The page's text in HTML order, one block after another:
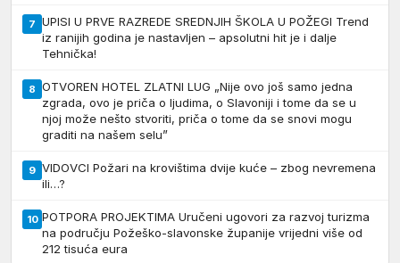
7 UPISI U PRVE RAZREDE SREDNJIH ŠKOLA U POŽEGI Trend
iz ranijih godina je nastavljen – apsolutni hit je i dalje
Tehnička!
8 OTVOREN HOTEL ZLATNI LUG „Nije ovo još samo jedna
zgrada, ovo je priča o ljudima, o Slavoniji i tome da se u
njoj može nešto stvoriti, priča o tome da se snovi mogu
graditi na našem selu”
9 VIDOVCI Požari na krovištima dvije kuće – zbog nevremena
ili…?
10 POTPORA PROJEKTIMA Uručeni ugovori za razvoj turizma
na području Požeško-slavonske županije vrijedni više od
212 tisuća eura